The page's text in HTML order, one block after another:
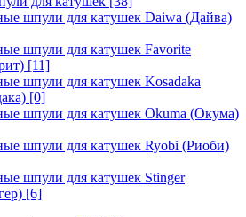
шпули для катушек Daiwa (Дайва)
шпули для катушек Favorite
[11]
шпули для катушек Kosadaka
[0]
шпули для катушек Okuma (Окума)
шпули для катушек Ryobi (Риоби)
шпули для катушек Stinger
[6]